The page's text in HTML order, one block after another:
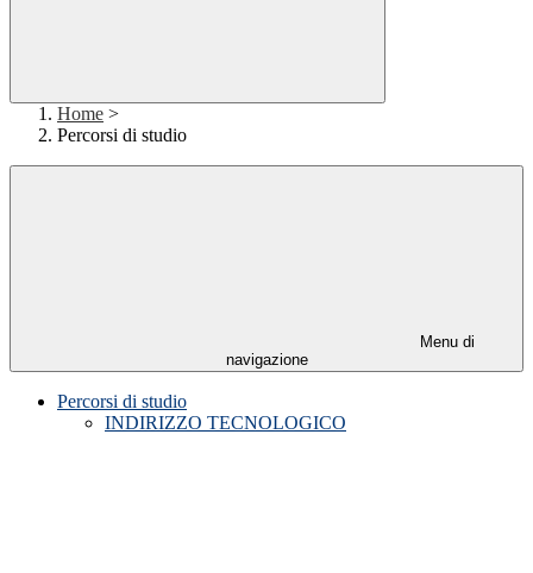
Home >
Percorsi di studio
Menu di
navigazione
Percorsi di studio
INDIRIZZO TECNOLOGICO